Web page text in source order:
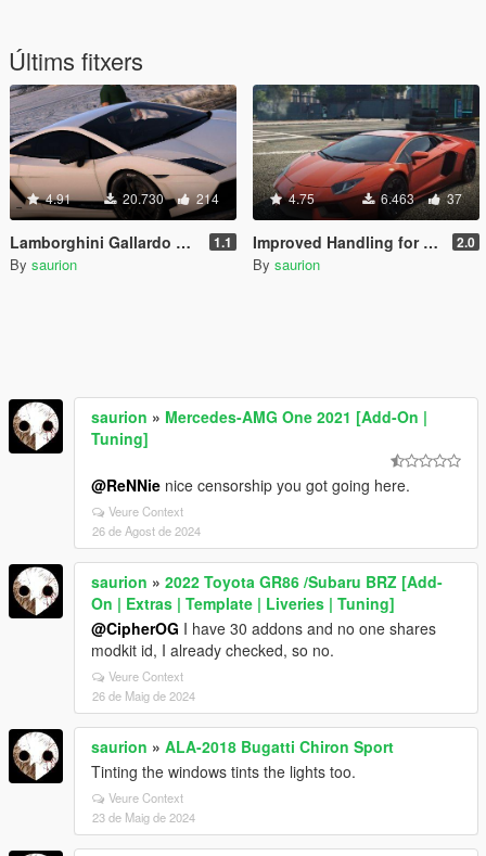
Últims fitxers
4.91 20.730 214
Lamborghini Gallardo Superleggera LP 570-4 [Add-On] 1.1
By saurion
4.75 6.463 37
Improved Handling for Smokey's Aventador 2.0
By saurion
saurion » Mercedes-AMG One 2021 [Add-On |
Tuning]
@ReNNie nice censorship you got going here.
Veure Context
26 de Agost de 2024
saurion » 2022 Toyota GR86 /Subaru BRZ [Add-
On | Extras | Template | Liveries | Tuning]
@CipherOG I have 30 addons and no one shares
modkit id, I already checked, so no.
Veure Context
26 de Maig de 2024
saurion » ALA-2018 Bugatti Chiron Sport
Tinting the windows tints the lights too.
Veure Context
23 de Maig de 2024